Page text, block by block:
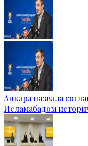
Анкара назвала
Исламабадом